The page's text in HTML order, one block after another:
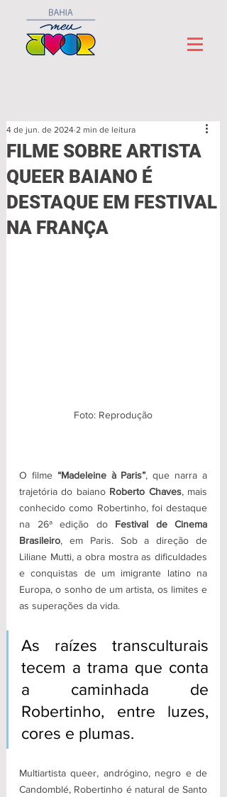
FILME SOBRE ARTISTA
QUEER BAIANO É
DESTAQUE EM FESTIVAL
NA FRANÇA
4 de jun. de 2024 2 min de leitura
Foto: Reprodução
O filme “Madeleine à Paris”, que narra a
trajetória do baiano Roberto Chaves, mais
conhecido como Robertinho, foi destaque
na 26ª edição do Festival de Cinema
Brasileiro, em Paris. Sob a direção de
Liliane Mutti, a obra mostra as dificuldades
e conquistas de um imigrante latino na
Europa, o sonho de um artista, os limites e
as superações da vida.
As raízes transculturais
tecem a trama que conta
a caminhada de
Robertinho, entre luzes,
cores e plumas.
Multiartista queer, andrógino, negro e de
Candomblé, Robertinho é natural de Santo